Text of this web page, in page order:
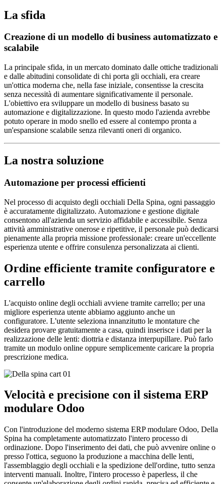
La sfida
Creazione di un modello di business automatizzato e
scalabile
La principale sfida, in un mercato dominato dalle ottiche tradizionali
e dalle abitudini consolidate di chi porta gli occhiali, era creare
un'ottica moderna che, nella fase iniziale, consentisse la crescita
senza necessità di aumentare significativamente il personale.
L'obiettivo era sviluppare un modello di business basato su
automazione e digitalizzazione. In questo modo l'azienda avrebbe
potuto operare in modo snello ed essere al contempo pronta a
un'espansione scalabile senza rilevanti oneri di organico.
La nostra soluzione
Automazione per processi efficienti
Nel processo di acquisto degli occhiali Della Spina, ogni passaggio
è accuratamente digitalizzato. Automazione e gestione digitale
consentono all'azienda un servizio affidabile e accessibile. Senza
attività amministrative onerose e ripetitive, il personale può dedicarsi
pienamente alla propria missione professionale: creare un'eccellente
esperienza utente e offrire consulenza personalizzata ai clienti.
Ordine efficiente tramite configuratore e
carrello
L'acquisto online degli occhiali avviene tramite carrello; per una
migliore esperienza utente abbiamo aggiunto anche un
configuratore. L'utente seleziona innanzitutto le montature che
desidera provare gratuitamente a casa, quindi inserisce i dati per la
realizzazione delle lenti: diottria e distanza interpupillare. Può farlo
tramite un modulo online oppure semplicemente caricare la propria
prescrizione medica.
Velocità e precisione con il sistema ERP
modulare Odoo
Con l'introduzione del moderno sistema ERP modulare Odoo, Della
Spina ha completamente automatizzato l'intero processo di
ordinazione. Dopo l'inserimento dei dati, che può avvenire online o
presso l'ottica, seguono la produzione a macchina delle lenti,
l'assemblaggio degli occhiali e la spedizione dell'ordine, tutto senza
interventi manuali. Inoltre, l'intero processo è paperless, il che